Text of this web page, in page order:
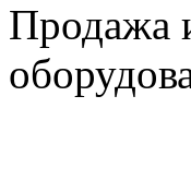
Продажа